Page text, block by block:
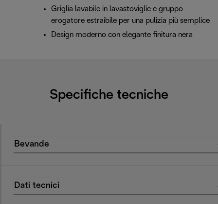
Griglia lavabile in lavastoviglie e gruppo
erogatore estraibile per una pulizia più semplice
Design moderno con elegante finitura nera
Specifiche tecniche
Bevande
Dati tecnici